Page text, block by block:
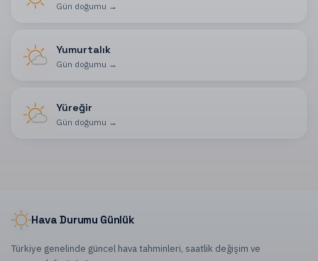
Gün doğumu →
Yumurtalık
Gün doğumu →
Yüreğir
Gün doğumu →
Hava Durumu Günlük
Türkiye genelinde güncel hava tahminleri, saatlik değişim ve